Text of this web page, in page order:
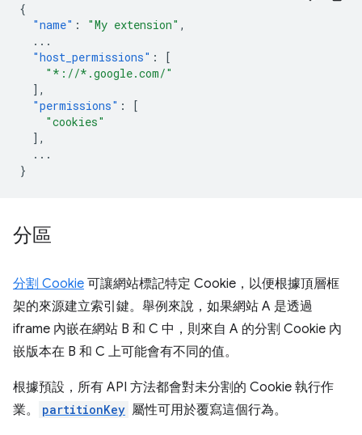
{
"name" : "My extension" ,
...
"host_permissions" :
[
"*://*.google.com/"
],
"permissions" :
[
"cookies"
],
...
}
分區
分割 Cookie 可讓網站標記特定 Cookie，以便根據頂層框
架的來源建立索引鍵。舉例來說，如果網站 A 是透過
iframe 內嵌在網站 B 和 C 中，則來自 A 的分割 Cookie 內
嵌版本在 B 和 C 上可能會有不同的值。
根據預設，所有 API 方法都會對未分割的 Cookie 執行作
業。
partitionKey 屬性可用於覆寫這個行為。